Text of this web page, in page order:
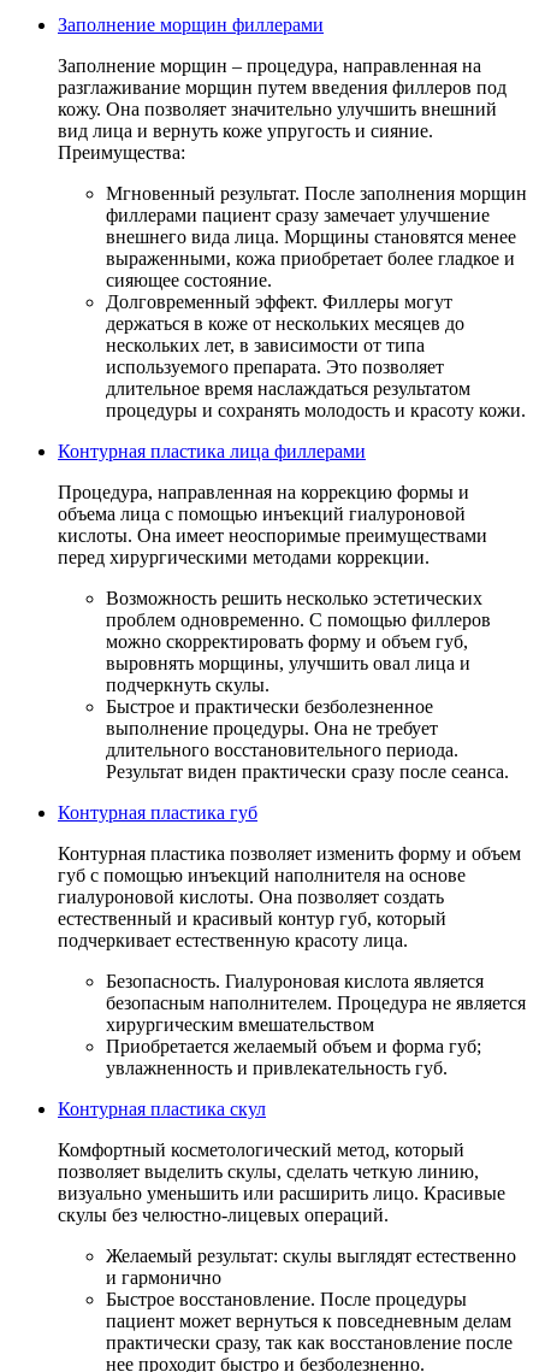
Заполнение морщин филлерами
Заполнение морщин – процедура, направленная на
разглаживание морщин путем введения филлеров под
кожу. Она позволяет значительно улучшить внешний
вид лица и вернуть коже упругость и сияние.
Преимущества:
Мгновенный результат. После заполнения морщин
филлерами пациент сразу замечает улучшение
внешнего вида лица. Морщины становятся менее
выраженными, кожа приобретает более гладкое и
сияющее состояние.
Долговременный эффект. Филлеры могут
держаться в коже от нескольких месяцев до
нескольких лет, в зависимости от типа
используемого препарата. Это позволяет
длительное время наслаждаться результатом
процедуры и сохранять молодость и красоту кожи.
Контурная пластика лица филлерами
Процедура, направленная на коррекцию формы и
объема лица с помощью инъекций гиалуроновой
кислоты. Она имеет неоспоримые преимуществами
перед хирургическими методами коррекции.
Возможность решить несколько эстетических
проблем одновременно. С помощью филлеров
можно скорректировать форму и объем губ,
выровнять морщины, улучшить овал лица и
подчеркнуть скулы.
Быстрое и практически безболезненное
выполнение процедуры. Она не требует
длительного восстановительного периода.
Результат виден практически сразу после сеанса.
Контурная пластика губ
Контурная пластика позволяет изменить форму и объем
губ с помощью инъекций наполнителя на основе
гиалуроновой кислоты. Она позволяет создать
естественный и красивый контур губ, который
подчеркивает естественную красоту лица.
Безопасность. Гиалуроновая кислота является
безопасным наполнителем. Процедура не является
хирургическим вмешательством
Приобретается желаемый объем и форма губ;
увлажненность и привлекательность губ.
Контурная пластика скул
Комфортный косметологический метод, который
позволяет выделить скулы, сделать четкую линию,
визуально уменьшить или расширить лицо. Красивые
скулы без челюстно-лицевых операций.
Желаемый результат: скулы выглядят естественно
и гармонично
Быстрое восстановление. После процедуры
пациент может вернуться к повседневным делам
практически сразу, так как восстановление после
нее проходит быстро и безболезненно.